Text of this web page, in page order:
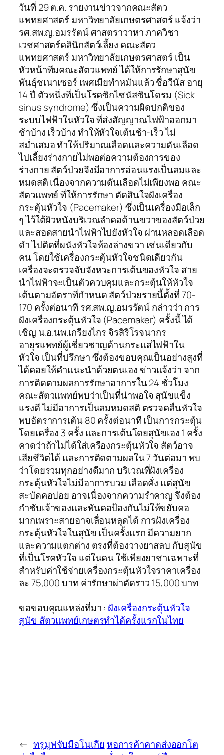
วันที่ 29 ต.ค. รายงานข่าวจากคณะสัตว
แพทยศาสตร์ มหาวิทยาลัยเกษตรศาสตร์ แจ้งว่า
รศ.สพ.ญ.อมรรัตน์ ศาสตราวาหา ภาควิชา
เวชศาสตร์คลินิกสัตว์เลี้ยง คณะสัตว
แพทยศาสตร์ มหาวิทยาลัยเกษตรศาสตร์ เป็น
หัวหน้าทีมคณะสัตวแพทย์ ได้ให้การรักษาสุนัข
พันธุ์ชเนาเซอร์ เพศเมียทำหมันแล้ว ชื่อวีนัส อายุ
14 ปี ตัวหนึ่งที่เป็นโรคซิกไซนัสซินโดรม (Sick
sinus syndrome) ซึ่งเป็นความผิดปกติของ
ระบบไฟฟ้าในหัวใจ ที่ส่งสัญญาณไฟฟ้าออกมา
ช้าบ้าง เร็วบ้าง ทำให้หัวใจเต้นช้า-เร็ว ไม่
สม่ำเสมอ ทำให้ปริมาณเลือดและความดันเลือด
ไปเลี้ยงร่างกายไม่พอต่อความต้องการของ
ร่างกาย สัตว์ป่วยจึงมีอาการอ่อนแรงเป็นลมและ
หมดสติ เนื่องจากความดันเลือดไม่เพียงพอ คณะ
สัตวแพทย์ ที่ให้การรักษา ตัดสินใจฝังเครื่อง
กระตุ้นหัวใจ (Pacemaker) ซึ่งเป็นเครื่องมือเล็ก
ๆ ไว้ใต้ผิวหนังบริเวณลำคอด้านขวาของสัตว์ป่วย
และสอดสายนำไฟฟ้าไปยังหัวใจ ผ่านหลอดเลือด
ดำ ไปติดที่ผนังหัวใจห้องล่างขวา เช่นเดียวกับ
คน โดยใช้เครื่องกระตุ้นหัวใจชนิดเดียวกัน
เครื่องจะตรวจจับจังหวะการเต้นของหัวใจ สาย
นำไฟฟ้าจะเป็นตัวควบคุมและกระตุ้นให้หัวใจ
เต้นตามอัตราที่กำหนด สัตว์ป่วยรายนี้ตั้งที่ 70-
170 ครั้งต่อนาที รศ.สพ.ญ.อมรรัตน์ กล่าวว่า การ
ฝังเครื่องกระตุ้นหัวใจ (Pacemaker) ครั้งนี้ ได้
เชิญ น.อ.นพ.เกรียงไกร จิรสิริโรจนากร
อายุรแพทย์ผู้เชี่ยวชาญด้านกระแสไฟฟ้าใน
หัวใจ เป็นที่ปรึกษา ซึ่งต้องขอบคุณเป็นอย่างสูงที่
ได้คอยให้คำแนะนำด้วยตนเอง ข่าวแจ้งว่า จาก
การติดตามผลการรักษาอาการใน 24 ชั่วโมง
คณะสัตวแพทย์พบว่าเป็นที่น่าพอใจ สุนัขแข็ง
แรงดี ไม่มีอาการเป็นลมหมดสติ ตรวจคลื่นหัวใจ
พบอัตราการเต้น 80 ครั้งต่อนาที เป็นการกระตุ้น
โดยเครื่อง 3 ครั้ง และการเต้นโดยสุนัขเอง 1 ครั้ง
คาดว่าถ้าไม่ได้ใส่เครืองกระตุ้นหัวใจ สัตว์อาจ
เสียชีวิตได้ และการติดตามผลใน 7 วันต่อมา พบ
ว่าโดยรวมทุกอย่างดีมาก บริเวณที่ฝังเครื่อง
กระตุ้นหัวใจไม่มีอาการบวม เลือดคั่ง แต่สุนัข
สะบัดคอบ่อย อาจเนื่องจากความรำคาญ จึงต้อง
กำชับเจ้าของและพันคอป้องกันไม่ให้ขยับคอ
มากเพราะสายอาจเลื่อนหลุดได้ การฝังเครื่อง
กระตุ้นหัวใจในสุนัข เป็นครั้งแรก มีความยาก
และความแตกต่าง ตรงที่ต้องวางยาสลบ กับสุนัข
ที่เป็นโรคหัวใจ แต่ในคน ใช้เพียงยาชาเฉพาะที่
สำหรับค่าใช้จ่ายเครื่องกระตุ้นหัวใจราคาเครื่อง
ละ 75,000 บาท ค่ารักษาผ่าตัดราว 15,000 บาท
ขอขอบคุณแหล่งที่มา : ฝังเครื่องกระตุ้นหัวใจ
สุนัข สัตวแพทย์เกษตรทำได้ครั้งแรกในไทย
← ทรูมูฟจับมือโนเกีย หอการค้าคาดส่งออกโต